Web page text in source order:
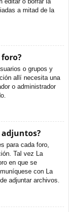
a mitad de la
foro?
o grupos y
allí necesita una
o administrador
adjuntos?
para cada foro,
Tal vez La
en que se
con La
adjuntar archivos.